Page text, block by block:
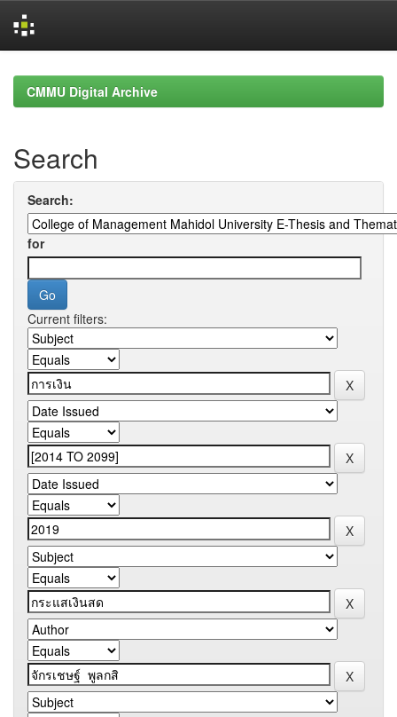
navigationCMMU Digital Archive
Search
Search:
for
Current filters: